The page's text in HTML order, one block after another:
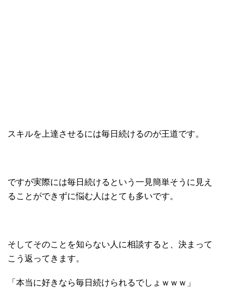
スキルを上達させるには毎日続けるのが王道です。
ですが実際には毎日続けるという一見簡単そうに見え
ることができずに悩む人はとても多いです。
そしてそのことを知らない人に相談すると、決まって
こう返ってきます。
「本当に好きなら毎日続けられるでしょｗｗｗ」